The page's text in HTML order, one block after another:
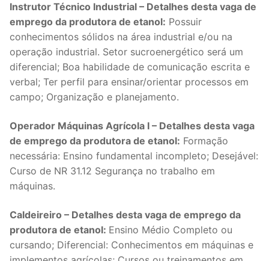
Instrutor Técnico Industrial – Detalhes desta vaga de
emprego da produtora de etanol: Possuir
conhecimentos sólidos na área industrial e/ou na
operação industrial. Setor sucroenergético será um
diferencial; Boa habilidade de comunicação escrita e
verbal; Ter perfil para ensinar/orientar processos em
campo; Organização e planejamento.
Operador Máquinas Agrícola I – Detalhes desta vaga
de emprego da produtora de etanol: Formação
necessária: Ensino fundamental incompleto; Desejável:
Curso de NR 31.12 Segurança no trabalho em
máquinas.
Caldeireiro – Detalhes desta vaga de emprego da
produtora de etanol: Ensino Médio Completo ou
cursando; Diferencial: Conhecimentos em máquinas e